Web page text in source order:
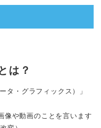
は？
タ・グラフィックス）」
像や動画のことを言います